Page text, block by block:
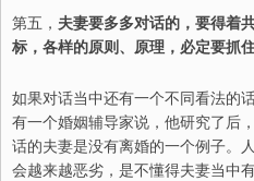
第五， 夫妻要多多对话的，要得着
标，各样的原则 、 原理，必定要抓住
如果对话当中还有一个不同看法的
有一个婚姻辅导家说 ，他研究了后
话的夫妻是没有离婚的一个例子。
会越来越恶劣，是不懂得夫妻当中